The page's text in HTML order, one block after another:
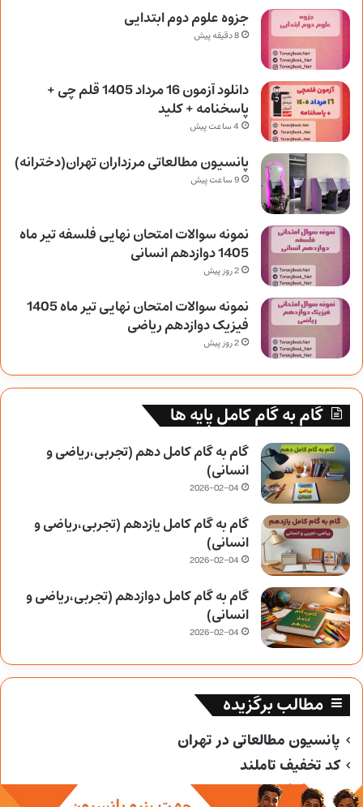
جزوه علوم دوم ابتدایی
8 دقیقه پیش
دانلود آزمون 16 مرداد 1405 قلم چی +
پاسخنامه + کلید
4 ساعت پیش
پانسیون مطالعاتی مرزداران تهران(دخترانه)
9 ساعت پیش
نمونه سوالات امتحان نهایی فلسفه تیر ماه
1405 دوازدهم انسانی
2 روز پیش
نمونه سوالات امتحان نهایی تیر ماه 1405
فیزیک دوازدهم ریاضی
2 روز پیش
گام به گام کامل پایه ها
گام به گام کامل دهم (تجربی،ریاضی و
انسانی)
2026-02-04
گام به گام کامل یازدهم (تجربی،ریاضی و
انسانی)
2026-02-04
گام به گام کامل دوازدهم (تجربی،ریاضی و
انسانی)
2026-02-04
مطالب برگزیده
پانسیون مطالعاتی در تهران
کد تخفیف تاملند
کد تخفیف خیلی سبز